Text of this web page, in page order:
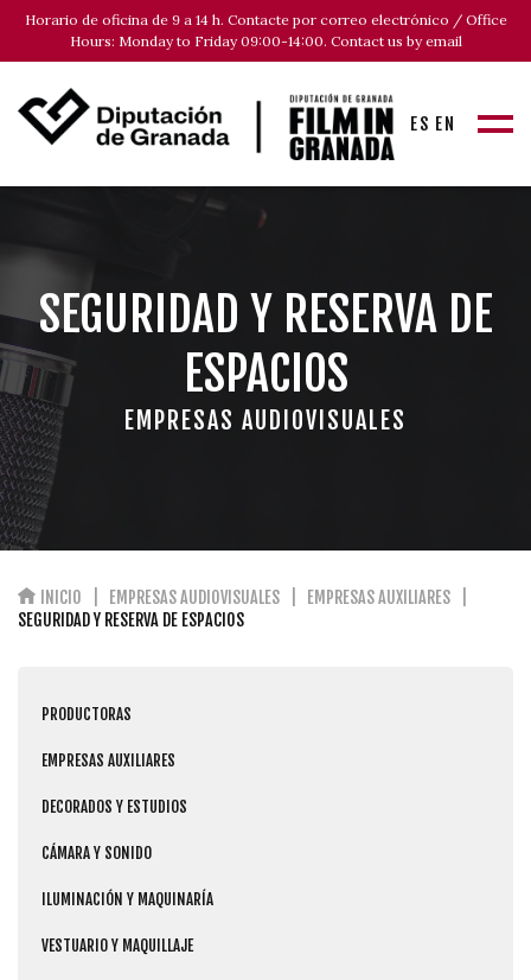
Horario de oficina de 9 a 14 h. Contacte por correo electrónico / Office
Hours: Monday to Friday 09:00-14:00. Contact us by email
ES EN
SEGURIDAD Y RESERVA DE
ESPACIOS
EMPRESAS AUDIOVISUALES
INICIO EMPRESAS AUDIOVISUALES
EMPRESAS AUXILIARES
SEGURIDAD Y RESERVA DE ESPACIOS
PRODUCTORAS
EMPRESAS AUXILIARES
DECORADOS Y ESTUDIOS
CÁMARA Y SONIDO
ILUMINACIÓN Y MAQUINARÍA
VESTUARIO Y MAQUILLAJE